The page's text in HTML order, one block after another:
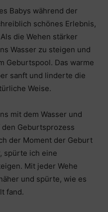
Babys während der
schönes Erlebnis,
die Wehen stärker
Wasser zu steigen und
Geburtspool. Das warme
sanft und linderte die
Weise.
mit dem Wasser und
Geburtsprozess
der Moment der Geburt
spürte ich eine
Mit jeder Wehe
und spürte, wie es
fand.